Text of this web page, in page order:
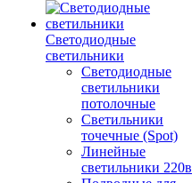
Светодиодные
светильники
Светодиодные
светильники
потолочные
Светильники
точечные (Spot)
Линейные
светильники 220в